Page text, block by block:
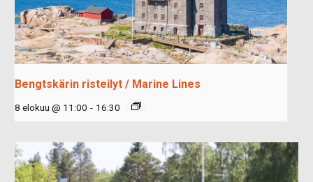
Bengtskärin risteilyt / Marine Lines
8 elokuu @ 11:00 - 16:30